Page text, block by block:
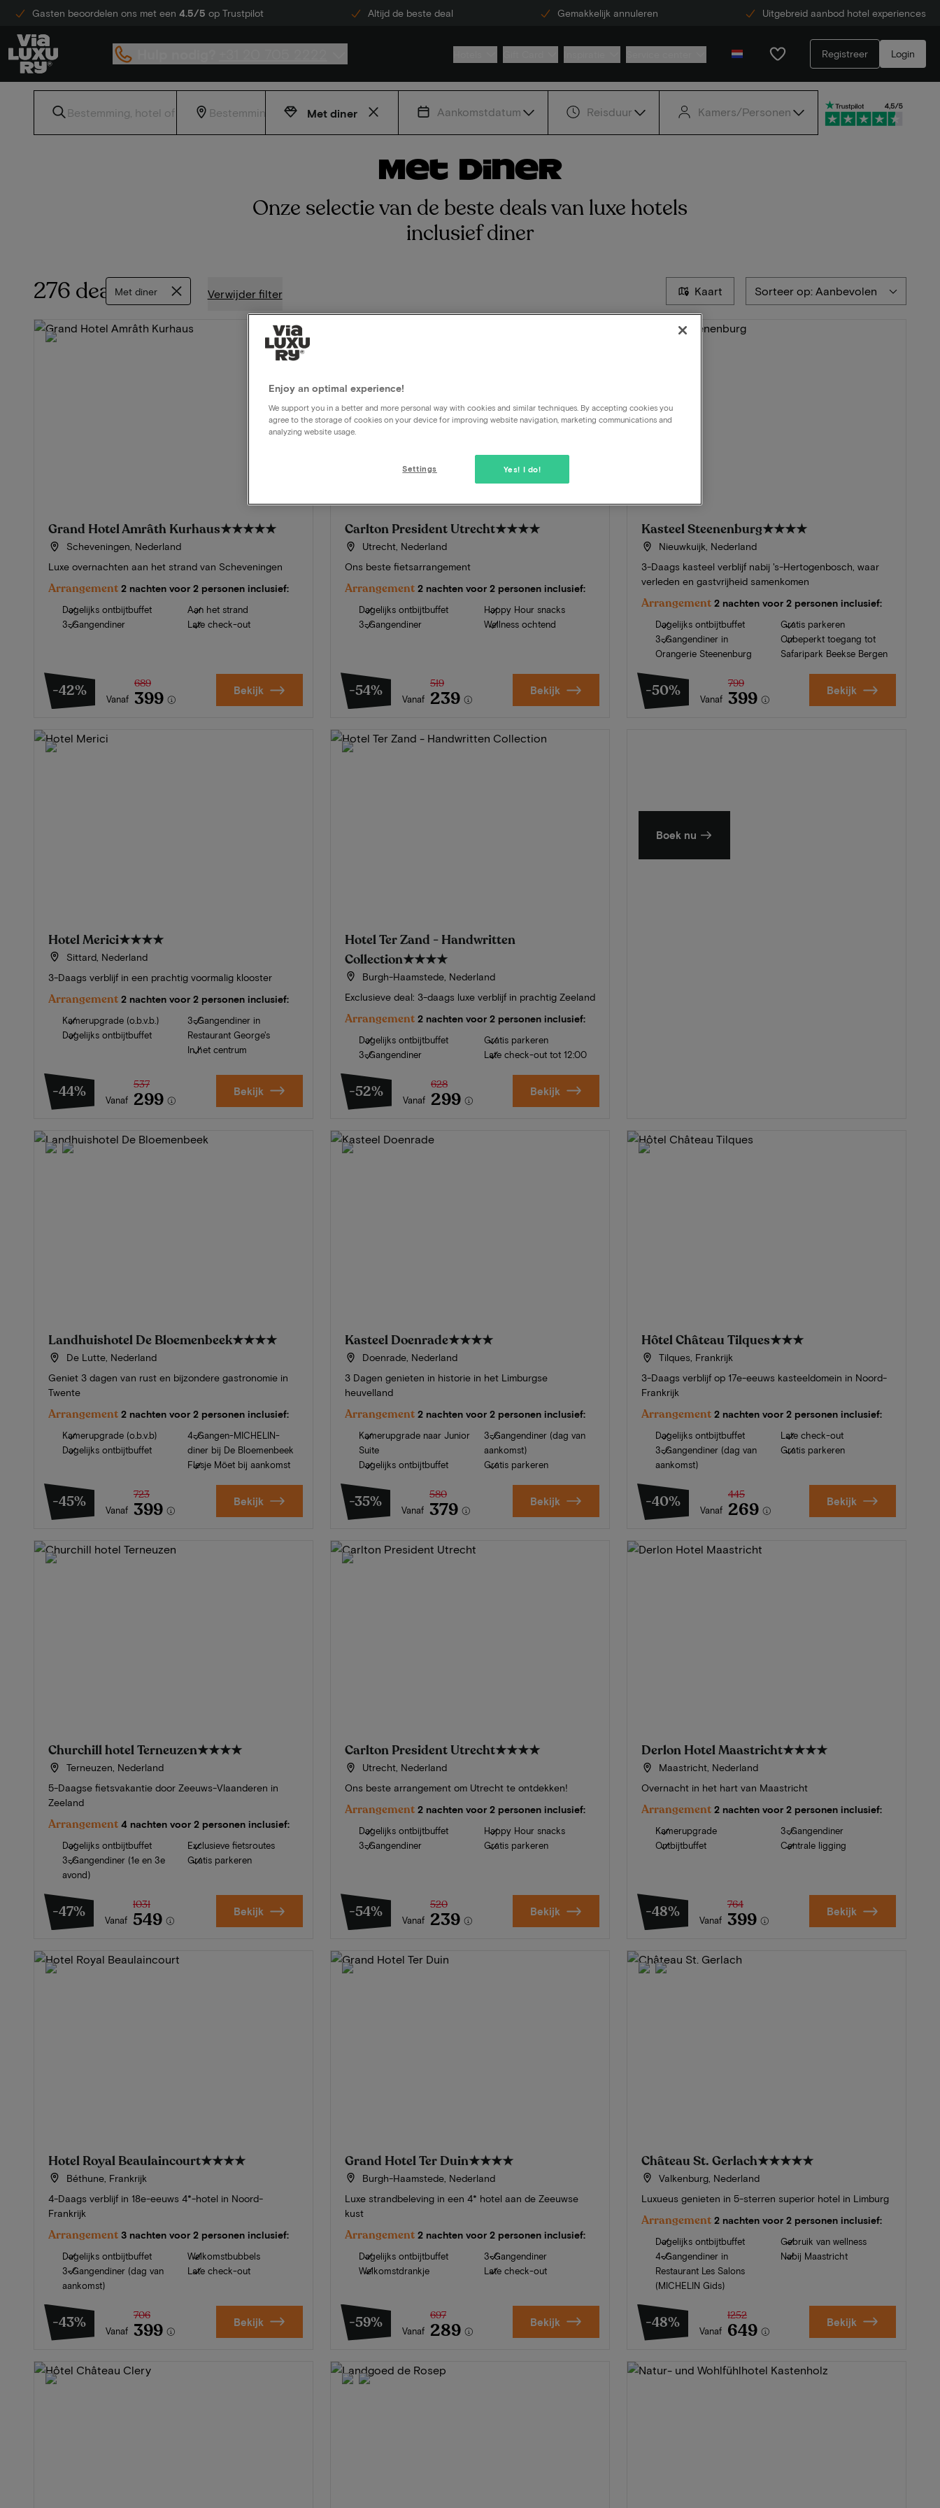
Gasten beoordelen ons met een 4.5/5 op Trustpilot Altijd de beste deal Gemakkelijk annuleren Uitgebreid aanbod hotel experiences
Registreer Login
Met diner Aankomstdatum Reisduur Kamers/Personen
Met diner
Onze selectie van de beste deals van luxe hotels
inclusief diner
276 dealsMet diner Verwijder filter Kaart Sorteer op: Aanbevolen
Grand Hotel Amrâth Kurhaus★★★★★
Scheveningen, Nederland
Luxe overnachten aan het strand van Scheveningen
Arrangement 2 nachten voor 2 personen inclusief:
Dagelijks ontbijtbuffet
3-Gangendiner
Aan het strand
Late check-out
-42% Vanaf
689
399 Bekijk
Carlton President Utrecht★★★★
Utrecht, Nederland
Ons beste fietsarrangement
Arrangement 2 nachten voor 2 personen inclusief:
Dagelijks ontbijtbuffet
3-Gangendiner
Happy Hour snacks
Wellness ochtend
-54% Vanaf
519
239 Bekijk
Kasteel Steenenburg★★★★
Nieuwkuijk, Nederland
3-Daags kasteel verblijf nabij 's-Hertogenbosch, waar
verleden en gastvrijheid samenkomen
Arrangement 2 nachten voor 2 personen inclusief:
Dagelijks ontbijtbuffet
3-Gangendiner in
Orangerie Steenenburg
Gratis parkeren
Onbeperkt toegang tot
Safaripark Beekse Bergen
-50% Vanaf
799
399 Bekijk
Hotel Merici★★★★
Sittard, Nederland
3-Daags verblijf in een prachtig voormalig klooster
Arrangement 2 nachten voor 2 personen inclusief:
Kamerupgrade (o.b.v.b.)
Dagelijks ontbijtbuffet
3-Gangendiner in
Restaurant George's
In het centrum
-44% Vanaf
537
299 Bekijk
Hotel Ter Zand - Handwritten
Collection★★★★
Burgh-Haamstede, Nederland
Exclusieve deal: 3-daags luxe verblijf in prachtig Zeeland
Arrangement 2 nachten voor 2 personen inclusief:
Dagelijks ontbijtbuffet
3-Gangendiner
Gratis parkeren
Late check-out tot 12:00
-52% Vanaf
628
299 Bekijk
Boek nu
Landhuishotel De Bloemenbeek★★★★
De Lutte, Nederland
Geniet 3 dagen van rust en bijzondere gastronomie in
Twente
Arrangement 2 nachten voor 2 personen inclusief:
Kamerupgrade (o.b.v.b)
Dagelijks ontbijtbuffet
4-Gangen-MICHELIN-
diner bij De Bloemenbeek
Flesje Möet bij aankomst
-45% Vanaf
723
399 Bekijk
Kasteel Doenrade★★★★
Doenrade, Nederland
3 Dagen genieten in historie in het Limburgse
heuvelland
Arrangement 2 nachten voor 2 personen inclusief:
Kamerupgrade naar Junior
Suite
Dagelijks ontbijtbuffet
3-Gangendiner (dag van
aankomst)
Gratis parkeren
-35% Vanaf
580
379 Bekijk
Hôtel Château Tilques★★★
Tilques, Frankrijk
3-Daags verblijf op 17e-eeuws kasteeldomein in Noord-
Frankrijk
Arrangement 2 nachten voor 2 personen inclusief:
Dagelijks ontbijtbuffet
3-Gangendiner (dag van
aankomst)
Late check-out
Gratis parkeren
-40% Vanaf
445
269 Bekijk
Churchill hotel Terneuzen★★★★
Terneuzen, Nederland
5-Daagse fietsvakantie door Zeeuws-Vlaanderen in
Zeeland
Arrangement 4 nachten voor 2 personen inclusief:
Dagelijks ontbijtbuffet
3-Gangendiner (1e en 3e
avond)
Exclusieve fietsroutes
Gratis parkeren
-47% Vanaf
1031
549 Bekijk
Carlton President Utrecht★★★★
Utrecht, Nederland
Ons beste arrangement om Utrecht te ontdekken!
Arrangement 2 nachten voor 2 personen inclusief:
Dagelijks ontbijtbuffet
3-Gangendiner
Happy Hour snacks
Gratis parkeren
-54% Vanaf
520
239 Bekijk
Derlon Hotel Maastricht★★★★
Maastricht, Nederland
Overnacht in het hart van Maastricht
Arrangement 2 nachten voor 2 personen inclusief:
Kamerupgrade
Ontbijtbuffet
3-Gangendiner
Centrale ligging
-48% Vanaf
764
399 Bekijk
Hotel Royal Beaulaincourt★★★★
Béthune, Frankrijk
4-Daags verblijf in 18e-eeuws 4*-hotel in Noord-
Frankrijk
Arrangement 3 nachten voor 2 personen inclusief:
Dagelijks ontbijtbuffet
3-Gangendiner (dag van
aankomst)
Welkomstbubbels
Late check-out
-43% Vanaf
706
399 Bekijk
Grand Hotel Ter Duin★★★★
Burgh-Haamstede, Nederland
Luxe strandbeleving in een 4* hotel aan de Zeeuwse
kust
Arrangement 2 nachten voor 2 personen inclusief:
Dagelijks ontbijtbuffet
Welkomstdrankje
3-Gangendiner
Late check-out
-59% Vanaf
697
289 Bekijk
Château St. Gerlach★★★★★
Valkenburg, Nederland
Luxueus genieten in 5-sterren superior hotel in Limburg
Arrangement 2 nachten voor 2 personen inclusief:
Dagelijks ontbijtbuffet
4-Gangendiner in
Restaurant Les Salons
(MICHELIN Gids)
Gebruik van wellness
Nabij Maastricht
-48% Vanaf
1252
649 Bekijk
Enjoy an optimal experience!
We support you in a better and more personal way with cookies and similar techniques. By accepting cookies you
agree to the storage of cookies on your device for improving website navigation, marketing communications and
analyzing website usage.
Yes! I do!
Settings